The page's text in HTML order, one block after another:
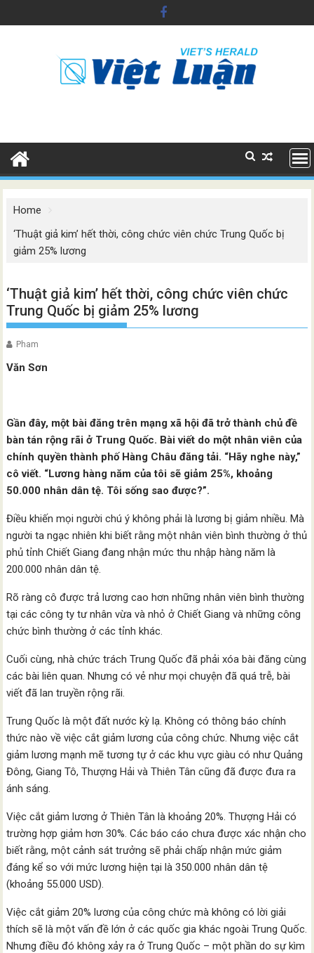
to
Home
‘Thuật giả kim’ hết thời, công chức viên chức Trung Quốc bị
giảm 25% lương
‘Thuật giả kim’ hết thời, công chức viên chức
Trung Quốc bị giảm 25% lương
Pham
Văn Sơn
Gần đây, một bài đăng trên mạng xã hội đã trở thành chủ đề
bàn tán rộng rãi ở Trung Quốc. Bài viết do một nhân viên của
chính quyền thành phố Hàng Châu đăng tải. “Hãy nghe này,”
cô viết. “Lương hàng năm của tôi sẽ giảm 25%, khoảng
50.000 nhân dân tệ. Tôi sống sao được?”.
Điều khiến mọi người chú ý không phải là lương bị giảm nhiều. Mà
người ta ngạc nhiên khi biết rằng một nhân viên bình thường ở thủ
phủ tỉnh Chiết Giang đang nhận mức thu nhập hàng năm là
200.000 nhân dân tệ.
Rõ ràng cô được trả lương cao hơn những nhân viên bình thường
tại các công ty tư nhân vừa và nhỏ ở Chiết Giang và những công
chức bình thường ở các tỉnh khác.
Cuối cùng, nhà chức trách Trung Quốc đã phải xóa bài đăng cùng
các bài liên quan. Nhưng có vẻ như mọi chuyện đã quá trễ, bài
viết đã lan truyền rộng rãi.
Trung Quốc là một đất nước kỳ lạ. Không có thông báo chính
thức nào về việc cắt giảm lương của công chức. Nhưng việc cắt
giảm lương mạnh mẽ tương tự ở các khu vực giàu có như Quảng
Đông, Giang Tô, Thượng Hải và Thiên Tân cũng đã được đưa ra
ánh sáng.
Việc cắt giảm lương ở Thiên Tân là khoảng 20%. Thượng Hải có
trường hợp giảm hơn 30%. Các báo cáo chưa được xác nhận cho
biết rằng, một cảnh sát trưởng ​​sẽ phải chấp nhận mức giảm
đáng kể so với mức lương hiện tại là 350.000 nhân dân tệ
(khoảng 55.000 USD).
Việc cắt giảm 20% lương của công chức mà không có lời giải
thích sẽ là một vấn đề lớn ở các quốc gia khác ngoài Trung Quốc.
Nhưng điều đó không xảy ra ở Trung Quốc – một phần do sự kìm